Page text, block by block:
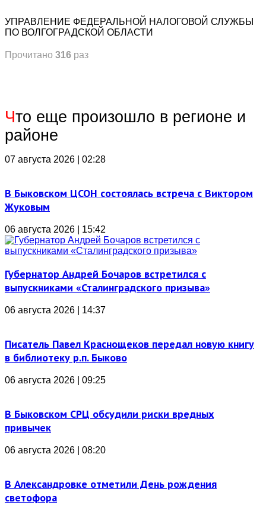
УПРАВЛЕНИЕ ФЕДЕРАЛЬНОЙ НАЛОГОВОЙ СЛУЖБЫ
ПО ВОЛГОГРАДСКОЙ ОБЛАСТИ
Прочитано 316 раз
Что еще произошло в регионе и
районе
07 августа 2026 | 02:28
В Быковском ЦСОН состоялась встреча с Виктором
Жуковым
06 августа 2026 | 15:42
Губернатор Андрей Бочаров встретился с
выпускниками «Сталинградского призыва»
06 августа 2026 | 14:37
Писатель Павел Краснощеков передал новую книгу
в библиотеку р.п. Быково
06 августа 2026 | 09:25
В Быковском СРЦ обсудили риски вредных
привычек
06 августа 2026 | 08:20
В Александровке отметили День рождения
светофора